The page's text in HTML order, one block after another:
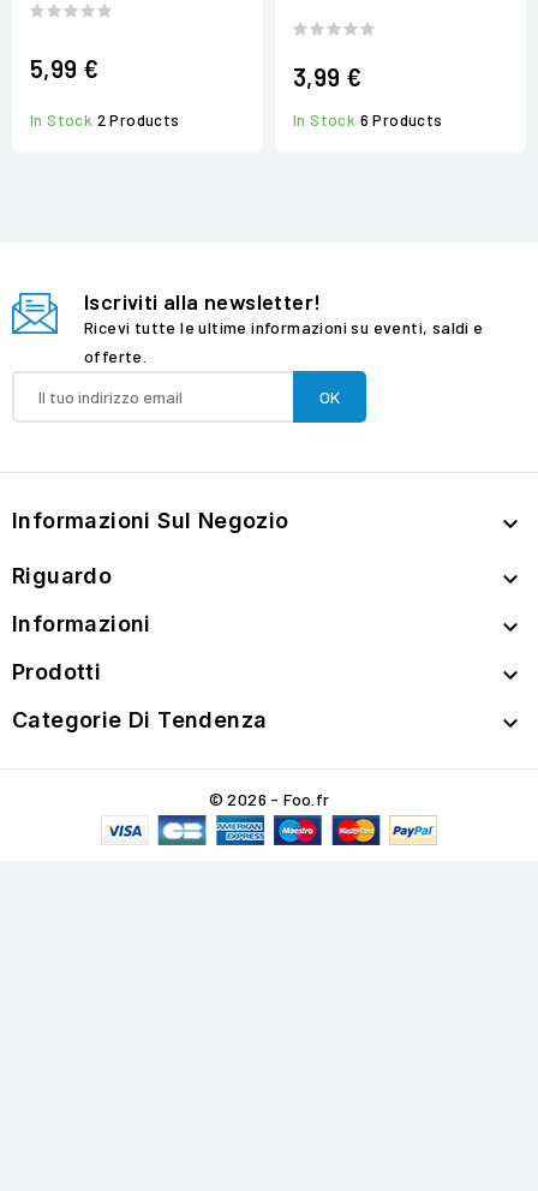
5,99 €
In Stock 2 Products
3,99 €
In Stock 6 Products
Iscriviti alla newsletter!
Ricevi tutte le ultime informazioni su eventi, saldi e
offerte.
Informazioni Sul Negozio 
Riguardo 
Informazioni 
Prodotti 
Categorie Di Tendenza 
© 2026 - Foo.fr